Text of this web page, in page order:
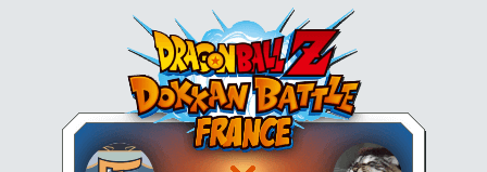
Dokkan Essentials x Dragon